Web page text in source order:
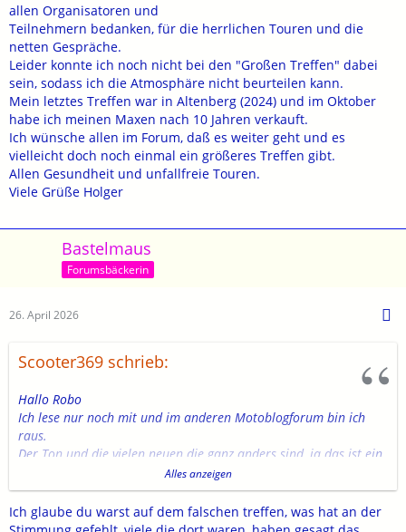
allen Organisatoren und
Teilnehmern bedanken, für die herrlichen Touren und die
netten Gespräche.
Leider konnte ich noch nicht bei den "Großen Treffen" dabei
sein, sodass ich die Atmosphäre nicht beurteilen kann.
Mein letztes Treffen war in Altenberg (2024) und im Oktober
habe ich meinen Maxen nach 10 Jahren verkauft.
Ich wünsche allen im Forum, daß es weiter geht und es
vielleicht doch noch einmal ein größeres Treffen gibt.
Allen Gesundheit und unfallfreie Touren.
Viele Grüße Holger
Bastelmaus
Forumsbäckerin
26. April 2026
Scooter369 schrieb:
Hallo Robo
Ich lese nur noch mit und im anderen Motoblogforum bin ich
raus.
Der Ton und die vielen neuen die ganz anders sind, ja das ist ein
Wie ich das 2013 mit dem Eintritt in das Tmaxforum erleben
konnte, das gibt es so nicht mehr.
Da waren Ratschläge und Tipps für Neueinsteiger noch herzlich
Alles anzeigen
Ich glaube du warst auf dem falschen treffen, was hat an der